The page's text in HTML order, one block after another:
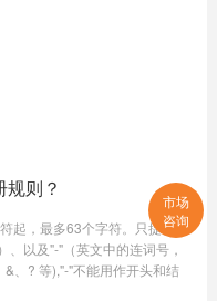
则？
起，最多63个字符。只提供英
以及"-"（英文中的连词号，
、? 等),"-"不能用作开头和结
市场
咨询